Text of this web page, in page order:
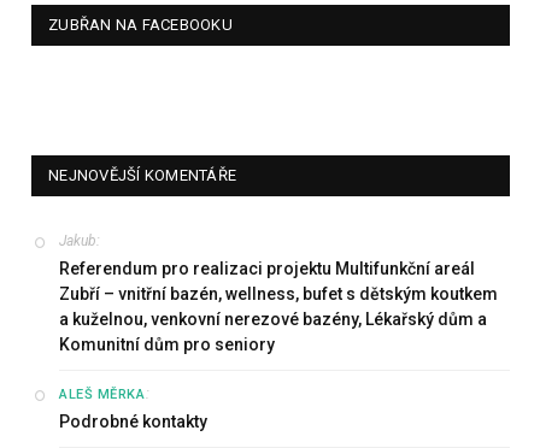
ZUBŘAN NA FACEBOOKU
NEJNOVĚJŠÍ KOMENTÁŘE
Jakub:
Referendum pro realizaci projektu Multifunkční areál
Zubří – vnitřní bazén, wellness, bufet s dětským koutkem
a kuželnou, venkovní nerezové bazény, Lékařský dům a
Komunitní dům pro seniory
ALEŠ MĚRKA:
Podrobné kontakty